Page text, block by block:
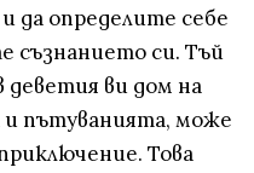
да определите себе
съзнанието си. Тъй
деветия ви дом на
пътуванията, може
Това